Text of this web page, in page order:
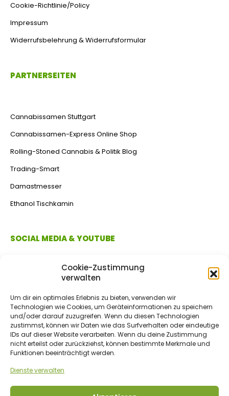
Cookie-Zustimmung
verwalten
Um dir ein optimales Erlebnis zu bieten, verwenden wir
Technologien wie Cookies, um Geräteinformationen zu speichern
und/oder darauf zuzugreifen. Wenn du diesen Technologien
zustimmst, können wir Daten wie das Surfverhalten oder eindeutige
IDs auf dieser Website verarbeiten. Wenn du deine Zustimmung
nicht erteilst oder zurückziehst, können bestimmte Merkmale und
Funktionen beeinträchtigt werden.
Dienste verwalten
Cookie-Richtlinie/Policy
Impressum
Widerrufsbelehrung & Widerrufsformular
PARTNERSEITEN
Cannabissamen Stuttgart
Cannabissamen-Express Online Shop
Rolling-Stoned Cannabis & Politik Blog
Trading-Smart
Damastmesser
Ethanol Tischkamin
SOCIAL MEDIA & YOUTUBE
ZAHLUNGSMETHODEN